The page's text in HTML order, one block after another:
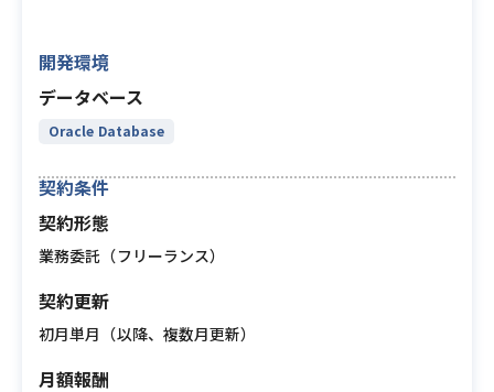
開発環境
データベース
Oracle Database
契約条件
契約形態
業務委託（フリーランス）
契約更新
初月単月（以降、複数月更新）
月額報酬